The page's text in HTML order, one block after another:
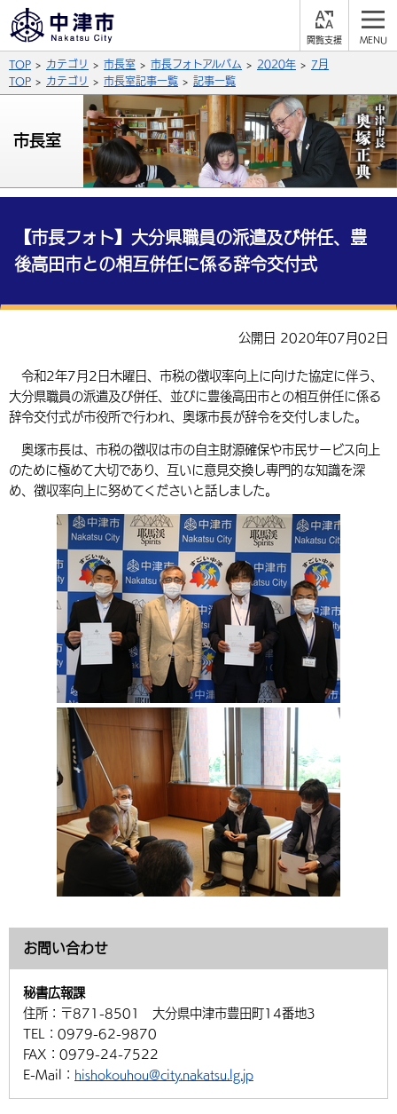
支
ふりがなをつける
背景色
青 白
文字の大きさ
拡大 標準 縮小
英語（English） 中国語（簡体字）
組織案内
公式SNS
X (Twitter) YouTube
サイト内検索
総合メニュー
くらしの情報
届出・登録・証明 保険・年金
健康・予防
税金 住宅・インフラ
環境・衛生 生涯学習・スポーツ・人権
選挙 外国人の方向け情報
事業者の方へ
産業・雇用
農林水産業 税金
都市整備
施設情報 子どもを預ける
手当・助成 健康・医療
相談・支援・情報 計画・施策
観光・移住
観光なび スポットを探す
遊ぶ・体験する グルメ・食べる
買う・おみやげ 四季のイベント・祭り
移住・定住
市政情報
中津市について 市役所の紹介
地方創生・地域活性化 広報・広聴
行政・計画
TOP カテゴリ 市長室 市長フォトアルバム 2020年
7月
TOP
カテゴリ 市長室記事一覧 記事一覧
市長室
【市長フォト】大分県職員の派遣及び併任、豊
後高田市との相互併任に係る辞令交付式
公開日 2020年07月02日
令和2年7月2日木曜日、市税の徴収率向上に向けた協定に伴う、
大分県職員の派遣及び併任、並びに豊後高田市との相互併任に係る
辞令交付式が市役所で行われ、奥塚市長が辞令を交付しました。
奥塚市長は、市税の徴収は市の自主財源確保や市民サービス向上
のために極めて大切であり、互いに意見交換し専門的な知識を深
め、徴収率向上に努めてくださいと話しました。
お問い合わせ
秘書広報課
住所： 〒871-8501 大分県中津市豊田町14番地3
TEL： 0979-62-9870
FAX： 0979-24-7522
E-Mail： hishokouhou@city.nakatsu.lg.jp